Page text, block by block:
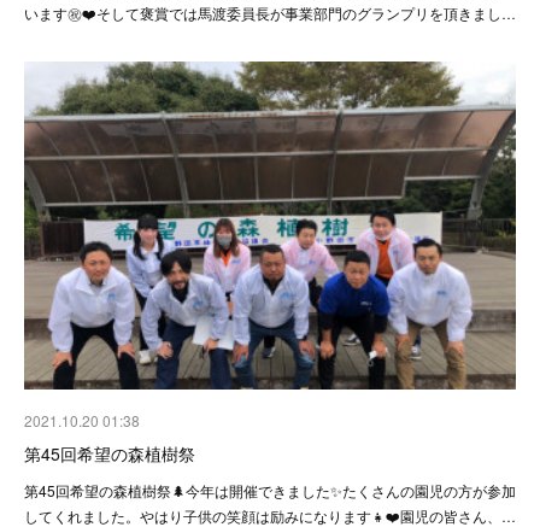
います㊗️❤️そして褒賞では馬渡委員長が事業部門のグランプリを頂きまし…
2021.10.20 01:38
第45回希望の森植樹祭
第45回希望の森植樹祭🌲今年は開催できました✨たくさんの園児の方が参加
してくれました。やはり子供の笑顔は励みになります👧❤️園児の皆さん、…